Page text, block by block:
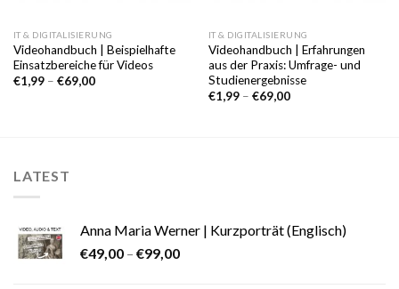
IT & DIGITALISIERUNG
Videohandbuch | Beispielhafte
Einsatzbereiche für Videos
€1,99– €69,00
IT & DIGITALISIERUNG
Videohandbuch | Erfahrungen
aus der Praxis: Umfrage- und
Studienergebnisse
€1,99– €69,00
LATEST
Anna Maria Werner | Kurzporträt (Englisch)
€49,00 – €99,00